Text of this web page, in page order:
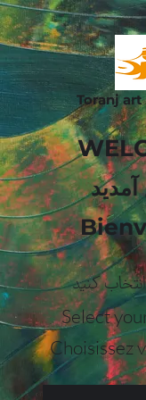
Toranj
کنید
Select
Choisissez